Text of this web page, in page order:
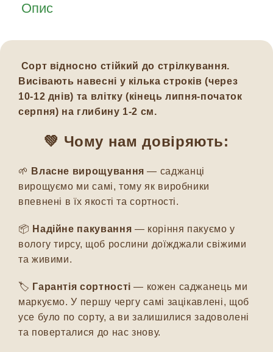
Опис
Сорт відносно стійкий до стрілкування.
Висівають навесні у кілька строків (через
10-12 днів) та влітку (кінець липня-початок
серпня) на глибину 1-2 см.
💚 Чому нам довіряють:
🌱 Власне вирощування — саджанці
вирощуємо ми самі, тому як виробники
впевнені в їх якості та сортності.
📦 Надійне пакування — коріння пакуємо у
вологу тирсу, щоб рослини доїжджали свіжими
та живими.
🏷️ Гарантія сортності — кожен саджанець ми
маркуємо. У першу чергу самі зацікавлені, щоб
усе було по сорту, а ви залишилися задоволені
та поверталися до нас знову.